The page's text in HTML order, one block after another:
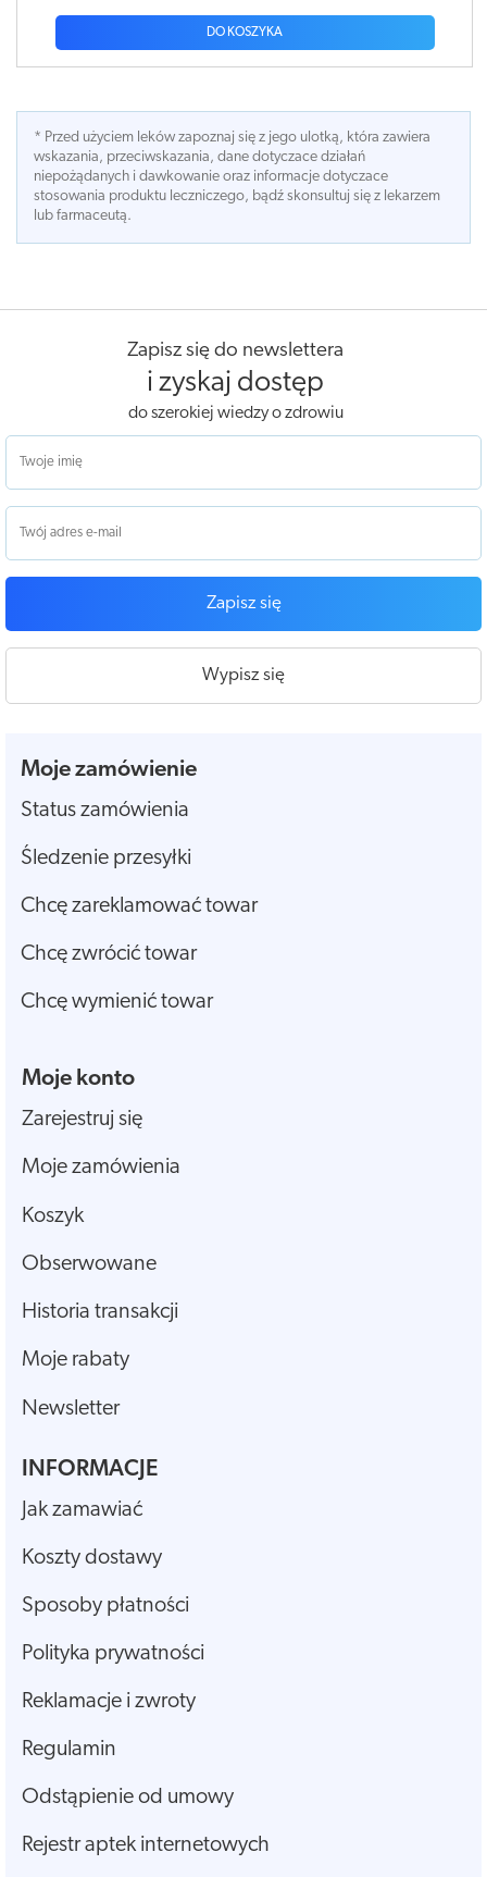
DO KOSZYKA
* Przed użyciem leków zapoznaj się z jego ulotką, która zawiera
wskazania, przeciwskazania, dane dotyczace działań
niepożądanych i dawkowanie oraz informacje dotyczace
stosowania produktu leczniczego, bądź skonsultuj się z lekarzem
lub farmaceutą.
Zapisz się do newslettera
i zyskaj dostęp
do szerokiej wiedzy o zdrowiu
Zapisz się
Wypisz się
Moje zamówienie
Status zamówienia
Śledzenie przesyłki
Chcę zareklamować towar
Chcę zwrócić towar
Chcę wymienić towar
Moje konto
Zarejestruj się
Moje zamówienia
Koszyk
Obserwowane
Historia transakcji
Moje rabaty
Newsletter
INFORMACJE
Jak zamawiać
Koszty dostawy
Sposoby płatności
Polityka prywatności
Reklamacje i zwroty
Regulamin
Odstąpienie od umowy
Rejestr aptek internetowych